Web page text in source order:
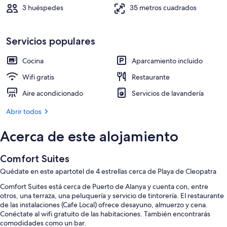
3 huéspedes
35 metros cuadrados
Servicios populares
Cocina
Aparcamiento incluido
Wifi gratis
Restaurante
Aire acondicionado
Servicios de lavandería
Abrir todos
Acerca de este alojamiento
Comfort Suites
Quédate en este apartotel de 4 estrellas cerca de Playa de Cleopatra
Comfort Suites está cerca de Puerto de Alanya y cuenta con, entre
otros, una terraza, una peluquería y servicio de tintorería. El restaurante
de las instalaciones (Cafe Local) ofrece desayuno, almuerzo y cena.
Conéctate al wifi gratuito de las habitaciones. También encontrarás
comodidades como un bar.